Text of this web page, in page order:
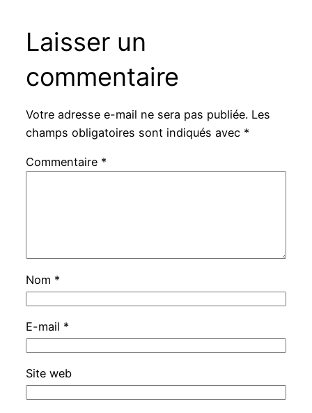
Laisser un
commentaire
Votre adresse e-mail ne sera pas publiée. Les
champs obligatoires sont indiqués avec *
Commentaire *
Nom *
E-mail *
Site web